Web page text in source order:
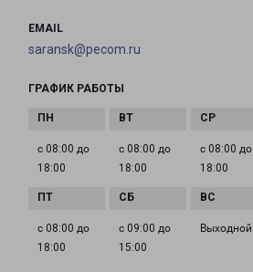
EMAIL
saransk@pecom.ru
ГРАФИК РАБОТЫ
с 08:00 до
18:00
с 08:00 до
18:00
с 08:00 до
18:00
с 08:00 до
18:00
с 09:00 до
15:00
Выходной